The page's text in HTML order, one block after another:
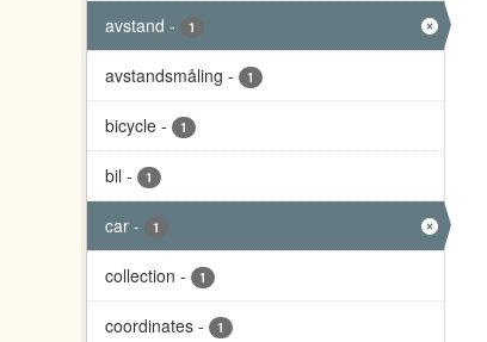
avstand - 1
avstandsmåling - 1
bicycle - 1
bil - 1
car - 1
collection - 1
coordinates - 1